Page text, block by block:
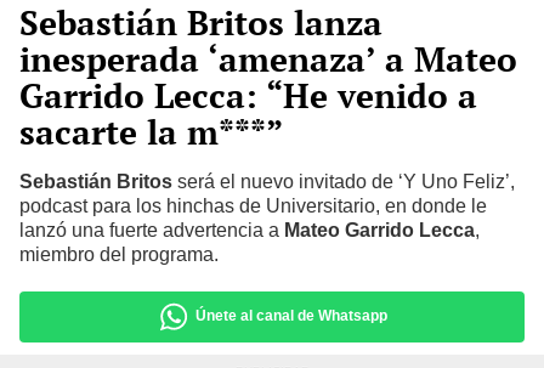
Sebastián Britos lanza
inesperada ‘amenaza’ a Mateo
Garrido Lecca: “He venido a
sacarte la m***”
Sebastián Britos será el nuevo invitado de ‘Y Uno Feliz’,
podcast para los hinchas de Universitario, en donde le
lanzó una fuerte advertencia a Mateo Garrido Lecca,
miembro del programa.
Únete al canal de Whatsapp